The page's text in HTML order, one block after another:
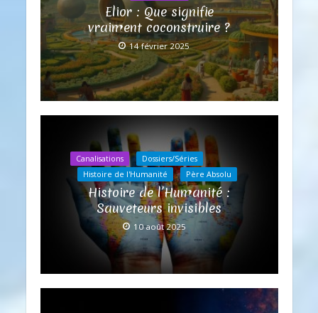
Elior : Que signifie
vraiment coconstruire ?
14 février 2025
Canalisations
Dossiers/Séries
Histoire de l'Humanité
Père Absolu
Histoire de l’Humanité :
Sauveteurs invisibles
10 août 2025